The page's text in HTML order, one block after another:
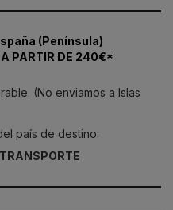
(Península)
PARTIR DE 240€*
(No enviamos a Islas
país de destino: